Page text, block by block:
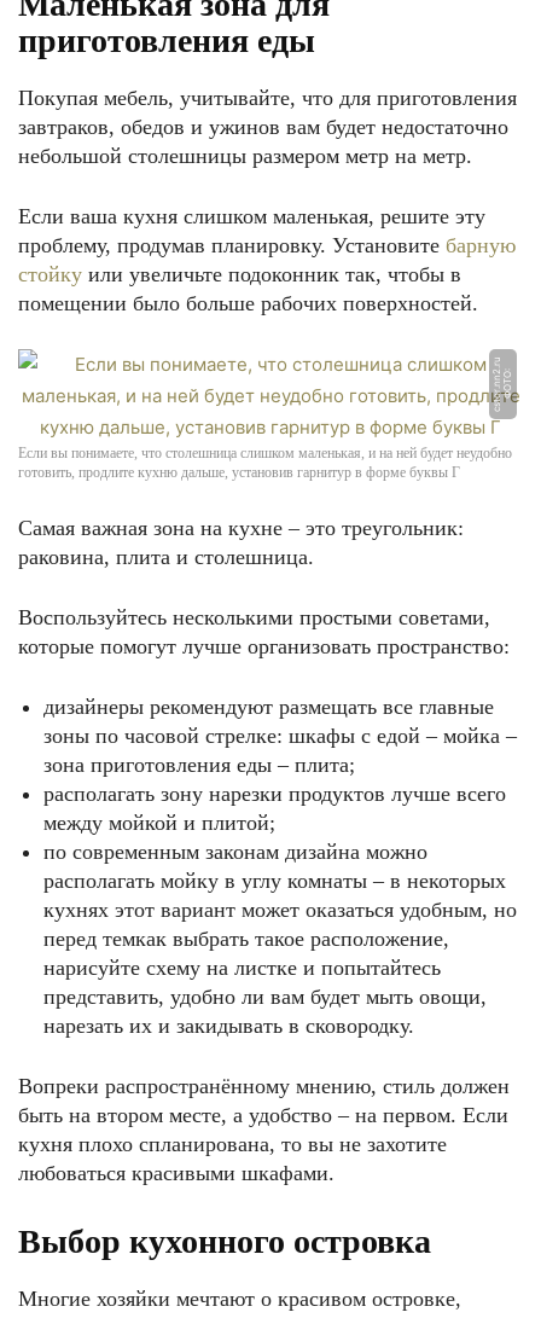
приготовления еды
Покупая мебель, учитывайте, что для приготовления
завтраков, обедов и ужинов вам будет недостаточно
небольшой столешницы размером метр на метр.
Если ваша кухня слишком маленькая, решите эту
проблему, продумав планировку. Установите барную
стойку или увеличьте подоконник так, чтобы в
помещении было больше рабочих поверхностей.
Ф
О
Т
О:
c
s
t
o
r.
n
n
2.
r
u
Если вы понимаете, что столешница слишком маленькая, и на ней будет неудобно
готовить, продлите кухню дальше, установив гарнитур в форме буквы Г
Самая важная зона на кухне – это треугольник:
раковина, плита и столешница.
Воспользуйтесь несколькими простыми советами,
которые помогут лучше организовать пространство:
дизайнеры рекомендуют размещать все главные
зоны по часовой стрелке: шкафы с едой – мойка –
зона приготовления еды – плита;
располагать зону нарезки продуктов лучше всего
между мойкой и плитой;
по современным законам дизайна можно
располагать мойку в углу комнаты – в некоторых
кухнях этот вариант может оказаться удобным, но
перед темкак выбрать такое расположение,
нарисуйте схему на листке и попытайтесь
представить, удобно ли вам будет мыть овощи,
нарезать их и закидывать в сковородку.
Вопреки распространённому мнению, стиль должен
быть на втором месте, а удобство – на первом. Если
кухня плохо спланирована, то вы не захотите
любоваться красивыми шкафами.
Выбор кухонного островка
Многие хозяйки мечтают о красивом островке,